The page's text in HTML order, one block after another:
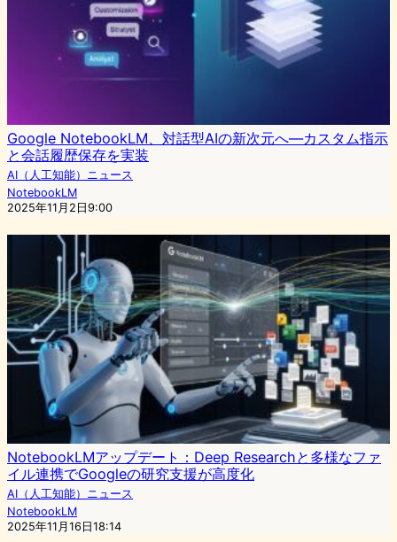
Google NotebookLM、対話型AIの新次元へ―カスタム指示
と会話履歴保存を実装
AI（人工知能）ニュース
NotebookLM
2025年11月2日9:00
NotebookLMアップデート：Deep Researchと多様なファ
イル連携でGoogleの研究支援が高度化
AI（人工知能）ニュース
NotebookLM
2025年11月16日18:14